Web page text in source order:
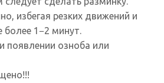
избегая резких движений и
более 1−2 минут.
появлении озноба или